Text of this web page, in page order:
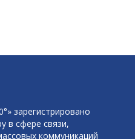
зарегистрировано
в сфере связи,
коммуникаций